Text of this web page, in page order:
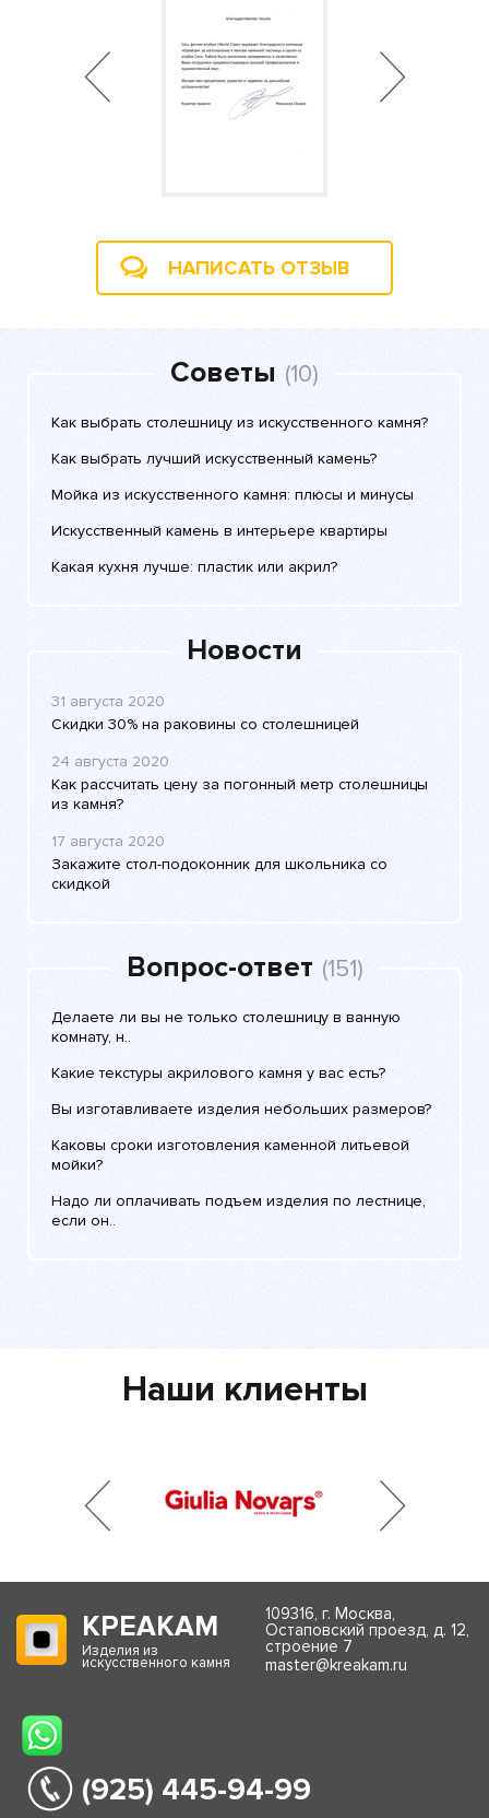
НАПИСАТЬ ОТЗЫВ
Советы (10)
Как выбрать столешницу из искусственного камня?
Как выбрать лучший искусственный камень?
Мойка из искусственного камня: плюсы и минусы
Искусственный камень в интерьере квартиры
Какая кухня лучше: пластик или акрил?
Новости
31 августа 2020
Скидки 30% на раковины со столешницей
24 августа 2020
Как рассчитать цену за погонный метр столешницы
из камня?
17 августа 2020
Закажите стол-подоконник для школьника со
скидкой
Вопрос-ответ (151)
Делаете ли вы не только столешницу в ванную
комнату, н..
Какие текстуры акрилового камня у вас есть?
Вы изготавливаете изделия небольших размеров?
Каковы сроки изготовления каменной литьевой
мойки?
Надо ли оплачивать подъем изделия по лестнице,
если он..
Наши клиенты
КРЕАКАМ
Изделия из
искусственного камня
109316, г. Москва,
Остаповский проезд, д. 12,
строение 7
master@kreakam.ru
(925) 445-94-99